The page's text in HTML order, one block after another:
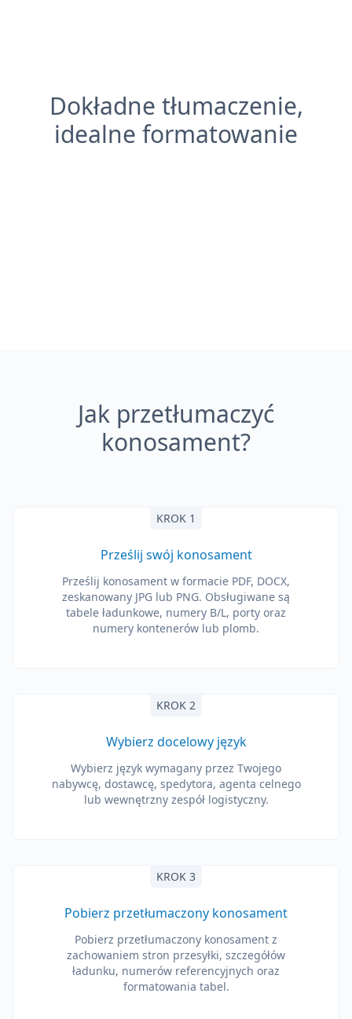
Dokładne tłumaczenie,
idealne formatowanie
Jak przetłumaczyć
konosament?
KROK 1
Prześlij swój konosament
Prześlij konosament w formacie PDF, DOCX,
zeskanowany JPG lub PNG. Obsługiwane są
tabele ładunkowe, numery B/L, porty oraz
numery kontenerów lub plomb.
KROK 2
Wybierz docelowy język
Wybierz język wymagany przez Twojego
nabywcę, dostawcę, spedytora, agenta celnego
lub wewnętrzny zespół logistyczny.
KROK 3
Pobierz przetłumaczony konosament
Pobierz przetłumaczony konosament z
zachowaniem stron przesyłki, szczegółów
ładunku, numerów referencyjnych oraz
formatowania tabel.